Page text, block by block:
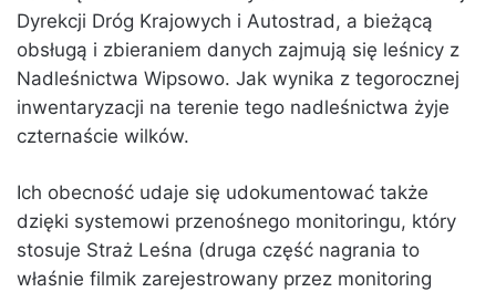
Dyrekcji Dróg Krajowych i Autostrad, a bieżącą
obsługą i zbieraniem danych zajmują się leśnicy z
Nadleśnictwa Wipsowo. Jak wynika z tegorocznej
inwentaryzacji na terenie tego nadleśnictwa żyje
czternaście wilków.
Ich obecność udaje się udokumentować także
dzięki systemowi przenośnego monitoringu, który
stosuje Straż Leśna (druga część nagrania to
właśnie filmik zarejestrowany przez monitoring